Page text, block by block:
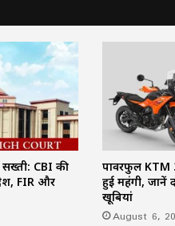
सख्ती: CBI की
FIR और
पावरफुल KTM
हुई महंगी, जानें
खूबियां
August 6,